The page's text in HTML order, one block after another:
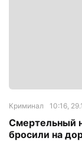
Криминал 10:16,
Смертельный
бросили на